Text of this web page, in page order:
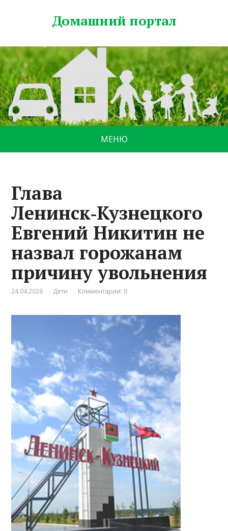
Домашний портал
МЕНЮ
Глава
Ленинск‑Кузнецкого
Евгений Никитин не
назвал горожанам
причину увольнения
24.04.2026 Дети Комментарии: 0